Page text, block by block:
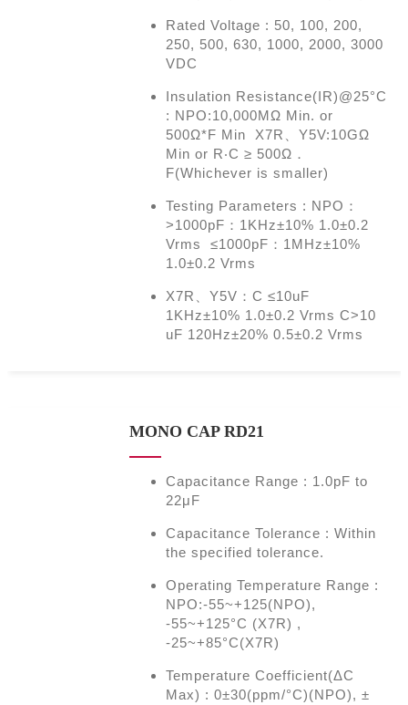
Rated Voltage : 50, 100, 200,
250, 500, 630, 1000, 2000, 3000
VDC
Insulation Resistance(IR)@25°C
: NPO:10,000MΩ Min. or
500Ω*F Min X7R、Y5V:10GΩ
Min or R‧C ≥ 500Ω．
F(Whichever is smaller)
Testing Parameters : NPO：
>1000pF：1KHz±10% 1.0±0.2
Vrms ≤1000pF：1MHz±10%
1.0±0.2 Vrms
X7R、Y5V：C ≤10uF
1KHz±10% 1.0±0.2 Vrms C>10
uF 120Hz±20% 0.5±0.2 Vrms
MONO CAP RD21
Capacitance Range : 1.0pF to
22μF
Capacitance Tolerance : Within
the specified tolerance.
Operating Temperature Range :
NPO:-55~+125(NPO),
-55~+125°C (X7R) ,
-25~+85°C(X7R)
Temperature Coefficient(ΔC
Max) : 0±30(ppm/°C)(NPO), ±